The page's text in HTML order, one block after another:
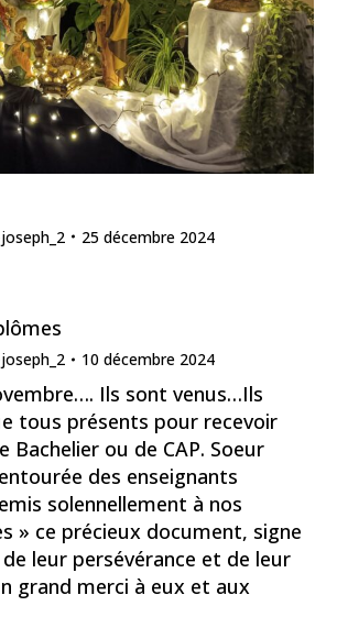
25 décembre 2024
10 décembre 2024
Ils sont venus…Ils
tous présents pour recevoir
Bachelier ou de CAP. Soeur
des enseignants
solennellement à nos
» ce précieux document, signe
leur persévérance et de leur
grand merci à eux et aux